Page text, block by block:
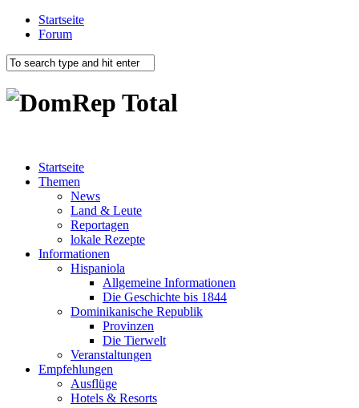
Startseite
Forum
Startseite
Themen
News
Land & Leute
Reportagen
lokale Rezepte
Informationen
Hispaniola
Allgemeine Informationen
Die Geschichte bis 1844
Dominikanische Republik
Provinzen
Die Tierwelt
Veranstaltungen
Empfehlungen
Ausflüge
Hotels & Resorts